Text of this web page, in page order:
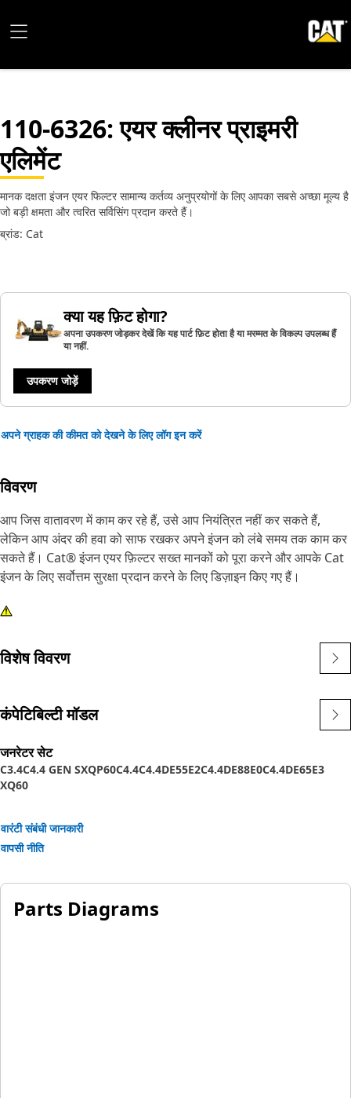
110-6326: एयर क्लीनर प्राइमरी
एलिमेंट
मानक दक्षता इंजन एयर फिल्टर सामान्य कर्तव्य अनुप्रयोगों के लिए आपका सबसे अच्छा मूल्य है
जो बड़ी क्षमता और त्वरित सर्विसिंग प्रदान करते हैं।
ब्रांड: Cat
क्या यह फ़िट होगा?
अपना उपकरण जोड़कर देखें कि यह पार्ट फ़िट होता है या मरम्मत के विकल्प उपलब्ध हैं
या नहीं.
उपकरण जोड़ें
अपने ग्राहक की कीमत को देखने के लिए लॉग इन करें
विवरण
आप जिस वातावरण में काम कर रहे हैं, उसे आप नियंत्रित नहीं कर सकते हैं,
लेकिन आप अंदर की हवा को साफ रखकर अपने इंजन को लंबे समय तक काम कर
सकते हैं। Cat® इंजन एयर फ़िल्टर सख्त मानकों को पूरा करने और आपके Cat
इंजन के लिए सर्वोत्तम सुरक्षा प्रदान करने के लिए डिज़ाइन किए गए हैं।
विशेष विवरण
कंपेटिबिल्टी मॉडल
जनरेटर सेट
C3.4C4.4 GEN SXQP60C4.4C4.4DE55E2C4.4DE88E0C4.4DE65E3
XQ60
वारंटी संबंधी जानकारी
वापसी नीति
Parts Diagrams